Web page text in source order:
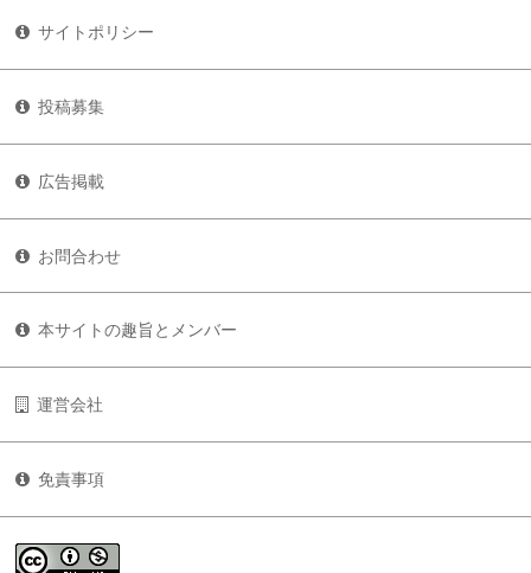
サイトポリシー
投稿募集
広告掲載
お問合わせ
本サイトの趣旨とメンバー
運営会社
免責事項